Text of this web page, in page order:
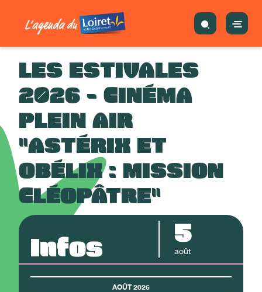
LES ESTIVALES
2026 - CINÉMA
PLEIN AIR
"ASTÉRIX ET
OBÉLIX : MISSION
CLÉOPÂTRE"
Infos 5
août
AOÛT 2026